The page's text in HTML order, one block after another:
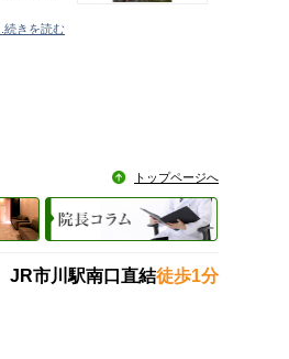
...続きを読む
トップページへ
JR市川駅南口直結徒歩1分